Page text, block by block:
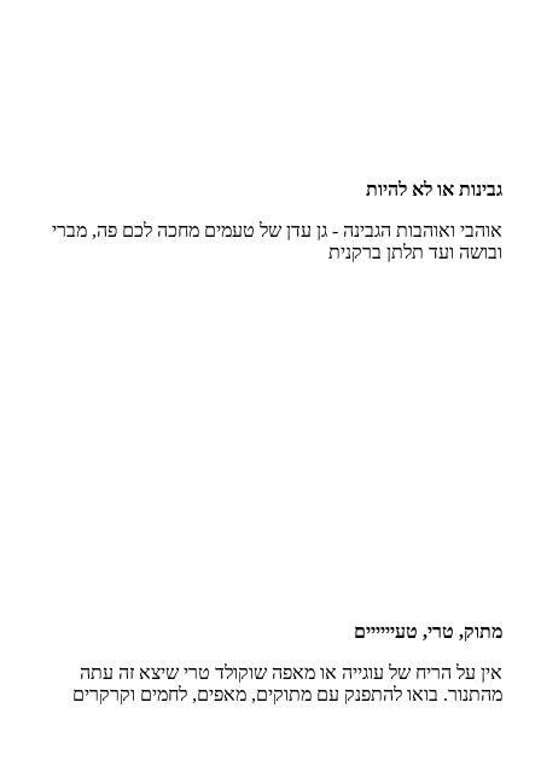
גבינות או לא להיות
אוהבי ואוהבות הגבינה - גן עדן של טעמים מחכה לכם פה, מברי
ובושה ועד תלתן ברקנית
מתוק, טרי, טעיייייים
אין על הריח של עוגייה או מאפה שוקולד טרי שיצא זה עתה
מהתנור. בואו להתפנק עם מתוקים, מאפים, לחמים וקרקרים